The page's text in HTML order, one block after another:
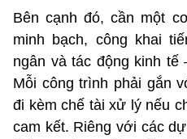
Bên cạnh đó, cần một
minh bạch, công khai
ngân và tác động kinh
Mỗi công trình phải gắn
đi kèm chế tài xử lý nếu
cam kết. Riêng với các